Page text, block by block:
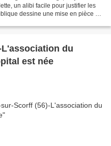
un alibi facile pour justifier les
dessine une mise en pièce de
du
est née